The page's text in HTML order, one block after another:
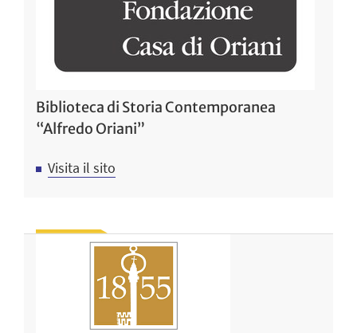
Biblioteca di Storia Contemporanea
“Alfredo Oriani”
Visita il sito